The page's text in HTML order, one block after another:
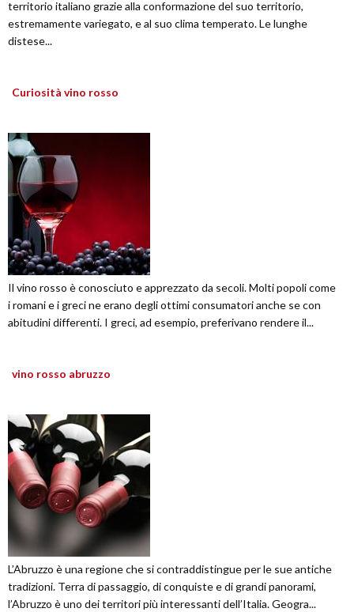
territorio italiano grazie alla conformazione del suo territorio,
estremamente variegato, e al suo clima temperato. Le lunghe
distese...
Curiosità vino rosso
Il vino rosso è conosciuto e apprezzato da secoli. Molti popoli come
i romani e i greci ne erano degli ottimi consumatori anche se con
abitudini differenti. I greci, ad esempio, preferivano rendere il...
vino rosso abruzzo
L’Abruzzo è una regione che si contraddistingue per le sue antiche
tradizioni. Terra di passaggio, di conquiste e di grandi panorami,
l’Abruzzo è uno dei territori più interessanti dell’Italia. Geogra...